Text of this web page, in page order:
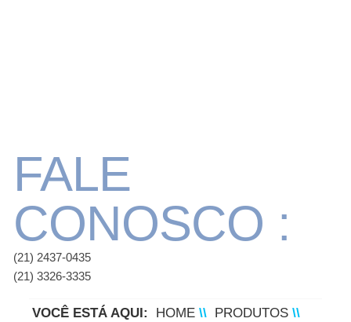
FALE
CONOSCO :
(21) 2437-0435
(21) 3326-3335
VOCÊ ESTÁ AQUI: HOME \\ PRODUTOS \\